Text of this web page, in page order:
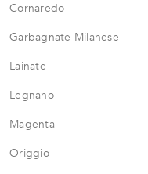
Cornaredo
Garbagnate Milanese
Lainate
Legnano
Magenta
Origgio